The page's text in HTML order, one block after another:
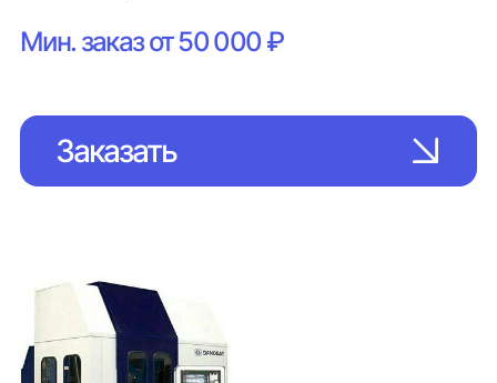
Мин. заказ от 50 000 ₽
Заказать